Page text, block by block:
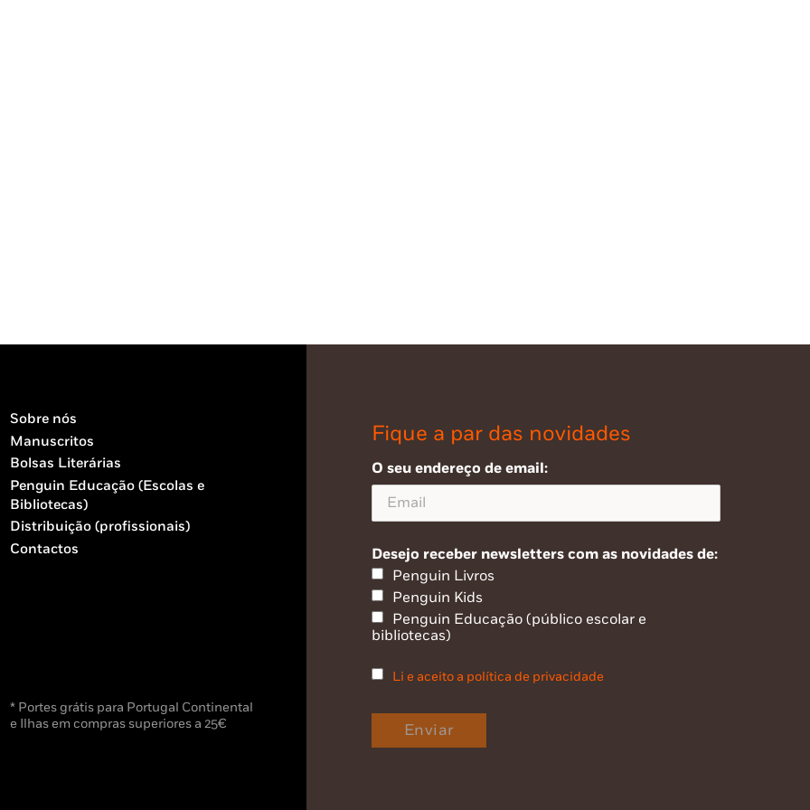
Sobre nós
Manuscritos
Bolsas Literárias
Penguin Educação (Escolas e
Bibliotecas)
Distribuição (profissionais)
Contactos
* Portes grátis para Portugal Continental
e Ilhas em compras superiores a 25€
Fique a par das novidades
O seu endereço de email:
Desejo receber newsletters com as novidades de:
Penguin Livros
Penguin Kids
Penguin Educação (público escolar e
bibliotecas)
Li e aceito a política de privacidade